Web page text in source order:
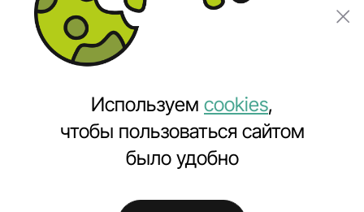
Используем cookies,
чтобы пользоваться сайтом
было удобно